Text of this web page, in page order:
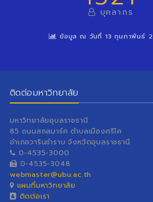
บุคลากร
ข้อมูล ณ วันที่ 13 กุมภาพันธ์
ติดต่อมหาวิทยาลัย
มหาวิทยาลัยอุบลราชธานี
85 ถนนสถลมาร์ค ตำบลเมืองศรีไค
อำเภอวารินชำราบ จังหวัดอุบลราชธานี
0-4535-3000
0-4535-3048
webmaster@ubu.ac.th
แผนที่มหาวิทยาลัย
ติดต่อเรา